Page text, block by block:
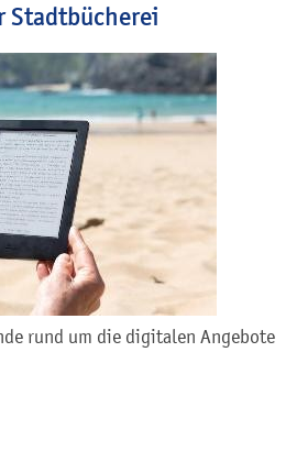
Stadtbücherei
rund um die digitalen Angebote